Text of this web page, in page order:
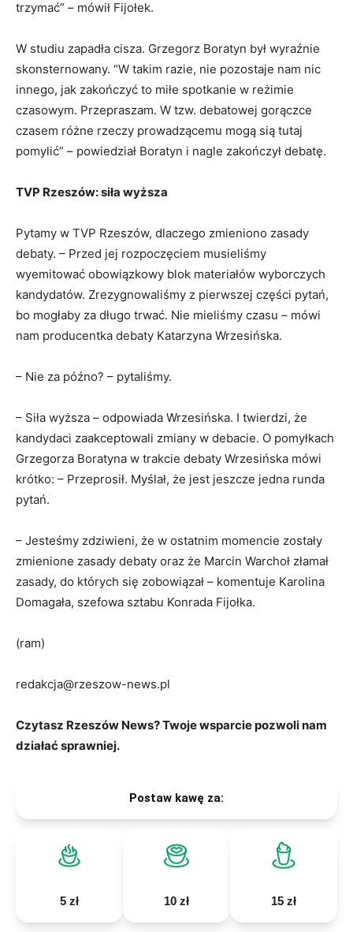
trzymać” – mówił Fijołek.
W studiu zapadła cisza. Grzegorz Boratyn był wyraźnie
skonsternowany. “W takim razie, nie pozostaje nam nic
innego, jak zakończyć to miłe spotkanie w reżimie
czasowym. Przepraszam. W tzw. debatowej gorączce
czasem różne rzeczy prowadzącemu mogą sią tutaj
pomylić” – powiedział Boratyn i nagle zakończył debatę.
TVP Rzeszów: siła wyższa
Pytamy w TVP Rzeszów, dlaczego zmieniono zasady
debaty. – Przed jej rozpoczęciem musieliśmy
wyemitować obowiązkowy blok materiałów wyborczych
kandydatów. Zrezygnowaliśmy z pierwszej części pytań,
bo mogłaby za długo trwać. Nie mieliśmy czasu – mówi
nam producentka debaty Katarzyna Wrzesińska.
– Nie za późno? – pytaliśmy.
– Siła wyższa – odpowiada Wrzesińska. I twierdzi, że
kandydaci zaakceptowali zmiany w debacie. O pomyłkach
Grzegorza Boratyna w trakcie debaty Wrzesińska mówi
krótko: – Przeprosił. Myślał, że jest jeszcze jedna runda
pytań.
– Jesteśmy zdziwieni, że w ostatnim momencie zostały
zmienione zasady debaty oraz że Marcin Warchoł złamał
zasady, do których się zobowiązał – komentuje Karolina
Domagała, szefowa sztabu Konrada Fijołka.
(ram)
redakcja@rzeszow-news.pl
Czytasz Rzeszów News? Twoje wsparcie pozwoli nam
działać sprawniej.
Postaw kawę za:
5 zł 10 zł 15 zł